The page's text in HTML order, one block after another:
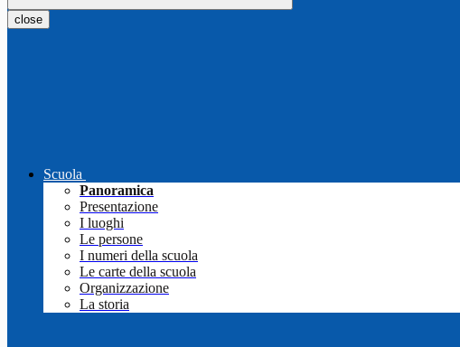
close
Scuola
Panoramica
Presentazione
I luoghi
Le persone
I numeri della scuola
Le carte della scuola
Organizzazione
La storia